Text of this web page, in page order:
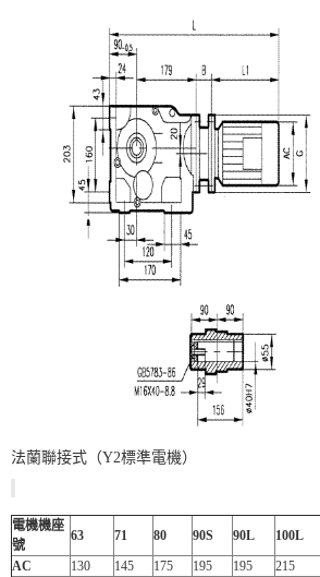
法蘭聯接式（Y2標準電機）
電機機座
號
63 71 80 90S 90L 100L
AC
130 145 175 195 195 215